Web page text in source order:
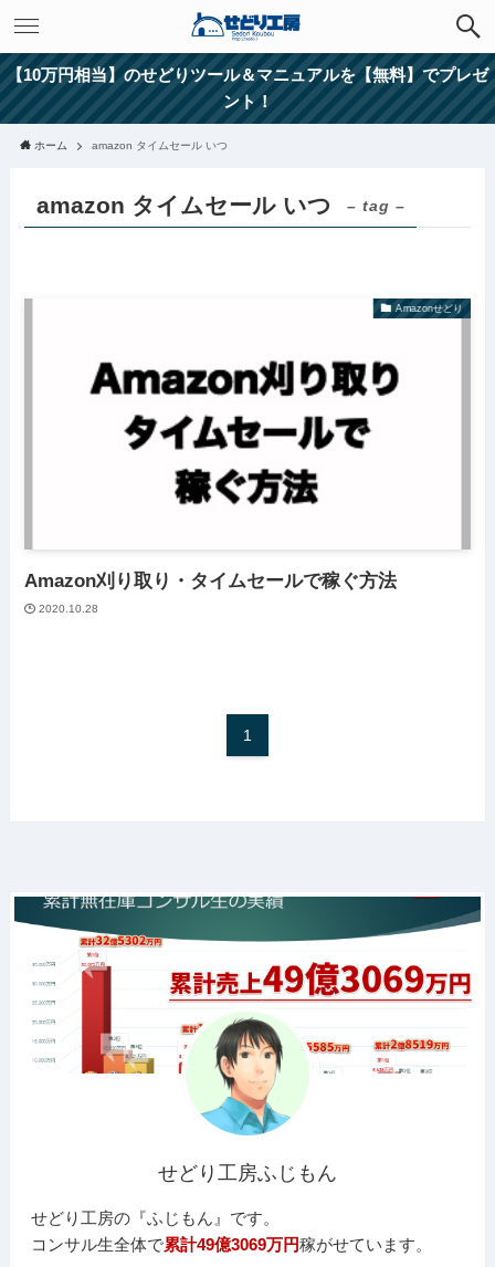
【10万円相当】のせどりツール＆マニュアルを【無料】でプレゼ
ント！
ホーム amazon タイムセール いつ
amazon タイムセール いつ – tag –
Amazonせどり
Amazon刈り取り・タイムセールで稼ぐ方法
2020.10.28
1
せどり工房ふじもん
せどり工房の『ふじもん』です。
コンサル生全体で累計49億3069万円稼がせています。